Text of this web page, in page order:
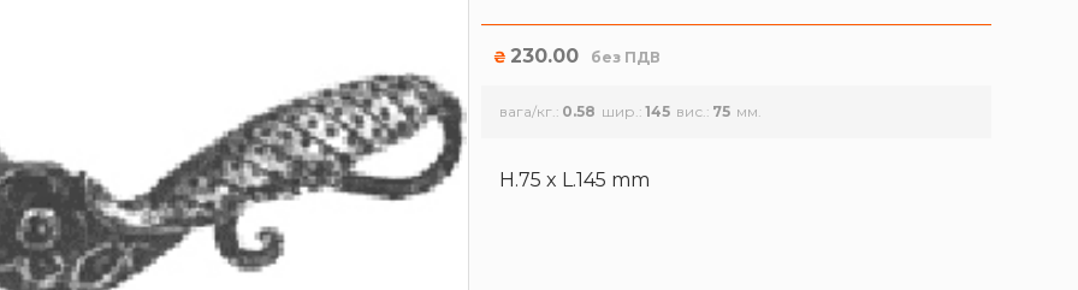
₴ 230.00 без ПДВ
вага/кг. 0.58 шир. 145 вис. 75
H.75 x L.145 mm